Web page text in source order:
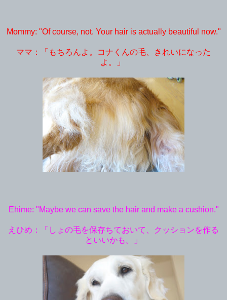
Mommy: "Of course, not. Your hair is actually beautiful now."
ママ：「もちろんよ。コナくんの毛、きれいになった
よ。」
Ehime: "Maybe we can save the hair and make a cushion."
えひめ：「しょの毛を保存ちておいて、クッションを作る
といいかも。」